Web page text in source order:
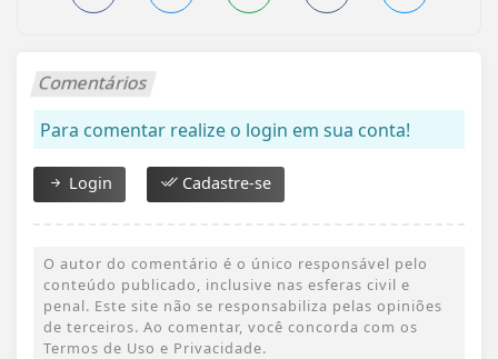
Comentários
Para comentar realize o login em sua conta!
Login Cadastre-se
O autor do comentário é o único responsável pelo
conteúdo publicado, inclusive nas esferas civil e
penal. Este site não se responsabiliza pelas opiniões
de terceiros. Ao comentar, você concorda com os
Termos de Uso e Privacidade.